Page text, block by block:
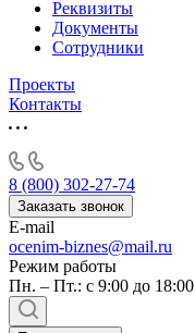
Реквизиты
Документы
Сотрудники
Проекты
Контакты
8 (800) 302-27-74
Заказать звонок
E-mail
ocenim-biznes@mail.ru
Режим работы
Пн. – Пт.: с 9:00 до 18:00